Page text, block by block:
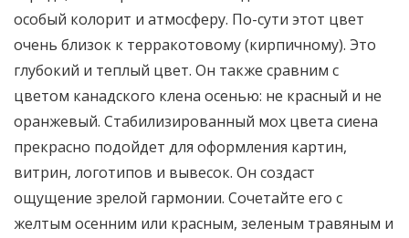
особый колорит и атмосферу. По-сути этот цвет
очень близок к терракотовому (кирпичному). Это
глубокий и теплый цвет. Он также сравним с
цветом канадского клена осенью: не красный и не
оранжевый. Стабилизированный мох цвета сиена
прекрасно подойдет для оформления картин,
витрин, логотипов и вывесок. Он создаст
ощущение зрелой гармонии. Сочетайте его с
желтым осенним или красным, зеленым травяным и